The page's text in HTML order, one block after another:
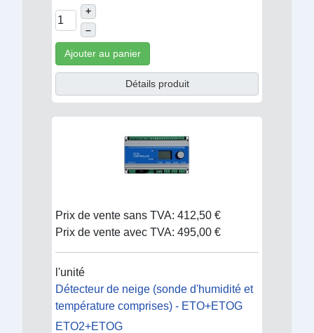
+
–
Ajouter au panier
Détails produit
Prix de vente sans TVA: 412,50 €
Prix de vente avec TVA: 495,00 €
l'unité
Détecteur de neige (sonde d'humidité et
température comprises) - ETO+ETOG
ETO2+ETOG